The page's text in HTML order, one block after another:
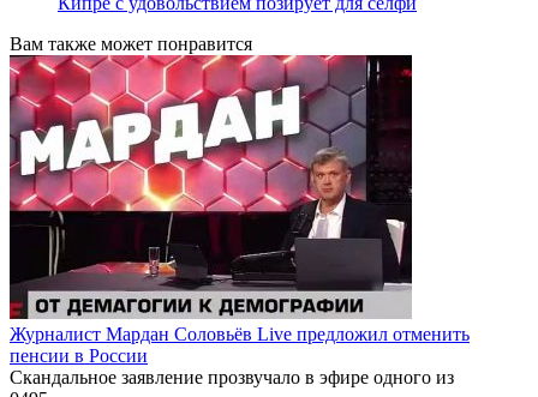
Вам также может понравится
Журналист Мардан Соловьёв Live предложил отменить
пенсии в России
Скандальное заявление прозвучало в эфире одного из